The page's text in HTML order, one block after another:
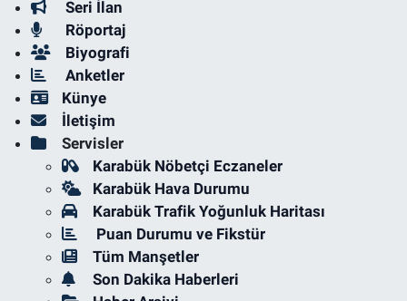
Seri İlan
Röportaj
Biyografi
Anketler
Künye
İletişim
Servisler
Karabük Nöbetçi Eczaneler
Karabük Hava Durumu
Karabük Trafik Yoğunluk Haritası
Puan Durumu ve Fikstür
Tüm Manşetler
Son Dakika Haberleri